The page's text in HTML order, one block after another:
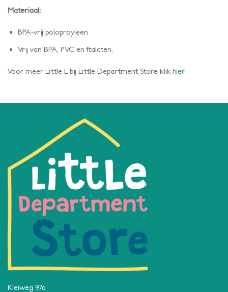
Materiaal:
BPA-vrij poloproyleen
Vrij van BPA, PVC en ftalaten.
Voor meer Little L bij Little Department Store klik hier
Kleiweg 97a